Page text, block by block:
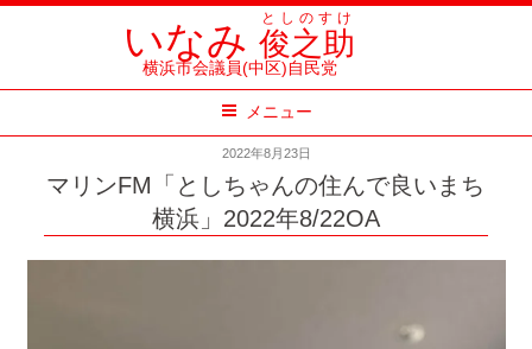
いなみ俊之助
としのすけ
横浜市会議員(中区)自民党
メニュー
2022年8月23日
マリンFM「としちゃんの住んで良いまち
横浜」2022年8/22OA